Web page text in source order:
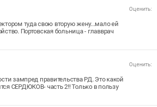
Оценить:
туда свою вторую жену...мало ей
Портовская больница - главврач
Оценить:
зампред правительства РД. Это какой
СЕРДЮКОВ- часть 2!! Только в пользу